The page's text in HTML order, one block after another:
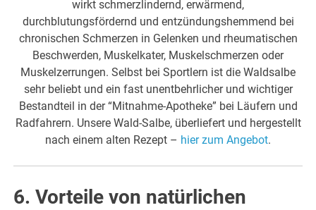
wirkt schmerzlindernd, erwärmend,
durchblutungsfördernd und entzündungshemmend bei
chronischen Schmerzen in Gelenken und rheumatischen
Beschwerden, Muskelkater, Muskelschmerzen oder
Muskelzerrungen. Selbst bei Sportlern ist die Waldsalbe
sehr beliebt und ein fast unentbehrlicher und wichtiger
Bestandteil in der “Mitnahme-Apotheke” bei Läufern und
Radfahrern. Unsere Wald-Salbe, überliefert und hergestellt
nach einem alten Rezept – hier zum Angebot.
6. Vorteile von natürlichen